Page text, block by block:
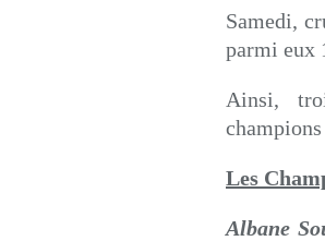
Samedi,
parmi eux
Ainsi,
Les
Albane